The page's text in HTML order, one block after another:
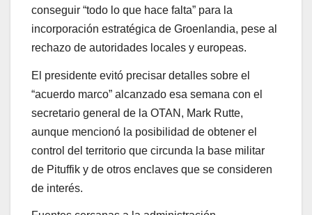
conseguir “todo lo que hace falta” para la
incorporación estratégica de Groenlandia, pese al
rechazo de autoridades locales y europeas.
El presidente evitó precisar detalles sobre el
“acuerdo marco” alcanzado esa semana con el
secretario general de la OTAN, Mark Rutte,
aunque mencionó la posibilidad de obtener el
control del territorio que circunda la base militar
de Pituffik y de otros enclaves que se consideren
de interés.